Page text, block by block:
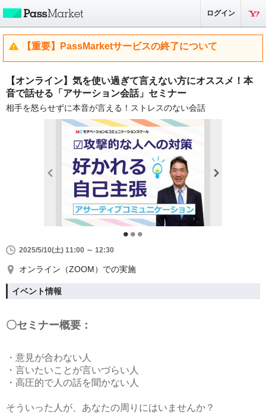
ログイン
【重要】PassMarketサービスの終了について
【オンライン】気を使い過ぎて言えない方にオススメ！本
音で話せる「アサーション会話」セミナー
相手を怒らせずに本音が言える！ストレスのない会話
2025/5/10(土) 11:00 ～ 12:30
オンライン（ZOOM）での実施
イベント情報
〇セミナー概要：
・意見が合わない人
・言いたいことが言いづらい人
・高圧的で人の話を聞かない人
そういった人が、あなたの周りにはいませんか？